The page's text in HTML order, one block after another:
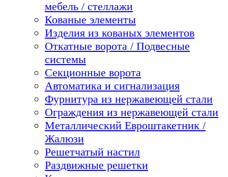
мебель / стеллажи
Кованые элементы
Изделия из кованых элементов
Откатные ворота / Подвесные
системы
Секционные ворота
Автоматика и сигнализация
Фурнитура из нержавеющей стали
Ограждения из нержавеющей стали
Металлический Евроштакетник /
Жалюзи
Решетчатый настил
Раздвижные решетки